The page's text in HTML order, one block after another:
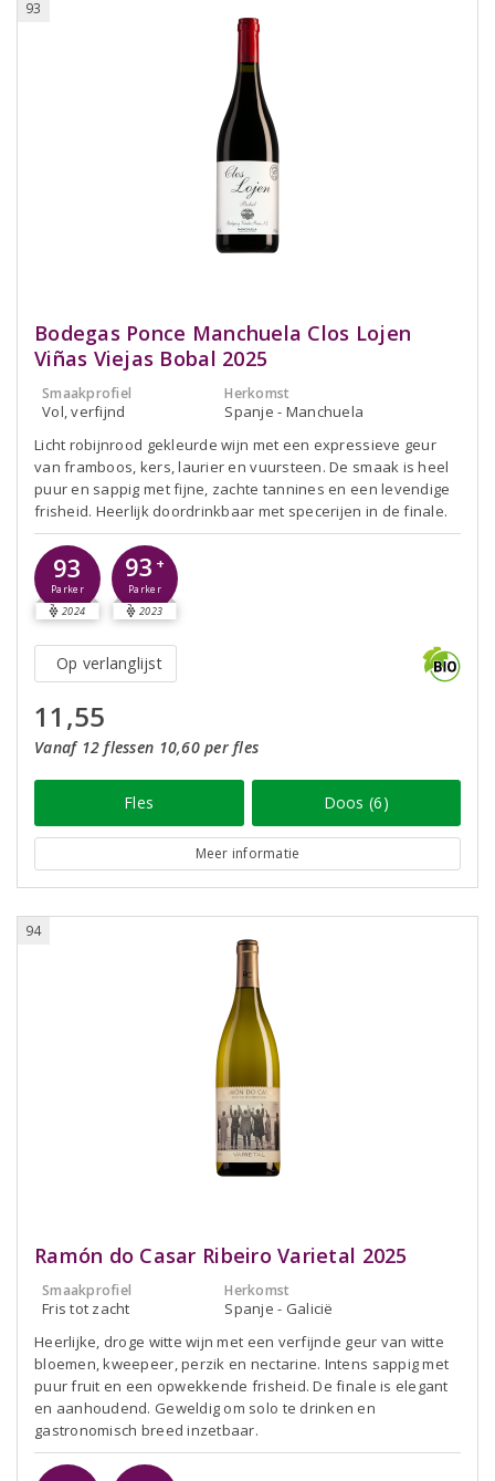
93
Bodegas Ponce Manchuela Clos Lojen
Viñas Viejas Bobal 2025
Smaakprofiel
Vol, verfijnd
Herkomst
Spanje - Manchuela
Licht robijnrood gekleurde wijn met een expressieve geur
van framboos, kers, laurier en vuursteen. De smaak is heel
puur en sappig met fijne, zachte tannines en een levendige
frisheid. Heerlijk doordrinkbaar met specerijen in de finale.
93
Parker
2024
93 +
Parker
2023
Op verlanglijst
11,55
Vanaf 12 flessen 10,60 per fles
Fles Doos (6)
Meer informatie
94
Ramón do Casar Ribeiro Varietal 2025
Smaakprofiel
Fris tot zacht
Herkomst
Spanje - Galicië
Heerlijke, droge witte wijn met een verfijnde geur van witte
bloemen, kweepeer, perzik en nectarine. Intens sappig met
puur fruit en een opwekkende frisheid. De finale is elegant
en aanhoudend. Geweldig om solo te drinken en
gastronomisch breed inzetbaar.